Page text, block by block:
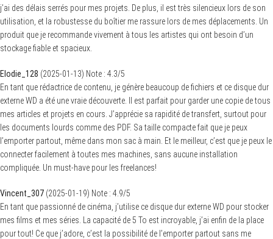
j’ai des délais serrés pour mes projets. De plus, il est très silencieux lors de son
utilisation, et la robustesse du boîtier me rassure lors de mes déplacements. Un
produit que je recommande vivement à tous les artistes qui ont besoin d’un
stockage fiable et spacieux.
Elodie_128 (2025-01-13) Note : 4.3/5
En tant que rédactrice de contenu, je génère beaucoup de fichiers et ce disque dur
externe WD a été une vraie découverte. Il est parfait pour garder une copie de tous
mes articles et projets en cours. J’apprécie sa rapidité de transfert, surtout pour
les documents lourds comme des PDF. Sa taille compacte fait que je peux
l’emporter partout, même dans mon sac à main. Et le meilleur, c’est que je peux le
connecter facilement à toutes mes machines, sans aucune installation
compliquée. Un must-have pour les freelances!
Vincent_307 (2025-01-19) Note : 4.9/5
En tant que passionné de cinéma, j’utilise ce disque dur externe WD pour stocker
mes films et mes séries. La capacité de 5 To est incroyable, j’ai enfin de la place
pour tout! Ce que j’adore, c’est la possibilité de l’emporter partout sans me